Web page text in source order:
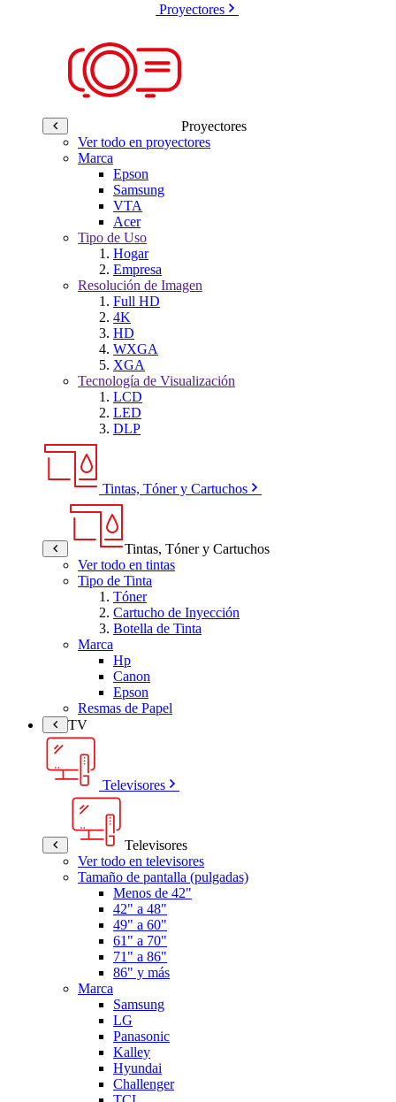
Proyectores
Proyectores
Ver todo en proyectores
Marca
Epson
Samsung
VTA
Acer
Tipo de Uso
Hogar
Empresa
Resolución de Imagen
Full HD
4K
HD
WXGA
XGA
Tecnología de Visualización
LCD
LED
DLP
Tintas, Tóner y Cartuchos
Tintas, Tóner y Cartuchos
Ver todo en tintas
Tipo de Tinta
Tóner
Cartucho de Inyección
Botella de Tinta
Marca
Hp
Canon
Epson
Resmas de Papel
TV
Televisores
Televisores
Ver todo en televisores
Tamaño de pantalla (pulgadas)
Menos de 42"
42" a 48"
49" a 60"
61" a 70"
71" a 86"
86" y más
Marca
Samsung
LG
Panasonic
Kalley
Hyundai
Challenger